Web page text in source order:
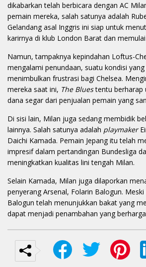
dikabarkan telah berbicara dengan AC
pemain mereka, salah satunya adalah
Gelandang asal Inggris ini siap untuk
karirnya di klub London Barat dan
Namun, tampaknya kepindahan Loftus-
mengalami penundaan, suatu kondisi
menimbulkan frustrasi bagi Chelsea.
mereka saat ini, The Bluestentu berharap
dana segar dari penjualan pemain yang
Di sisi lain, Milan juga sedang membidik
lainnya. Salah satunya adalah playmaker
Daichi Kamada. Pemain Jepang itu telah
impresif dalam pertandingan Bundesliga
meningkatkan kualitas lini tengah Milan.
Selain Kamada, Milan juga dilaporkan
penyerang Arsenal, Folarin Balogun.
Balogun telah menunjukkan bakat yang
dapat menjadi penambahan yang